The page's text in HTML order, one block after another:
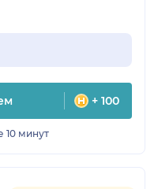
+ 100
10 минут